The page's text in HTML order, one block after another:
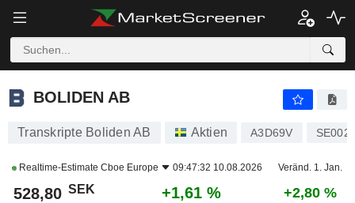
BOLIDEN AB
BOLIDEN AB
Transkripte Boliden AB Aktien A3D69V
Realtime-Estimate Cboe Europe 09:47:32 10.08.2026 Veränd. 1. Jan.
528,80 SEK +1,61 % +2,80 %